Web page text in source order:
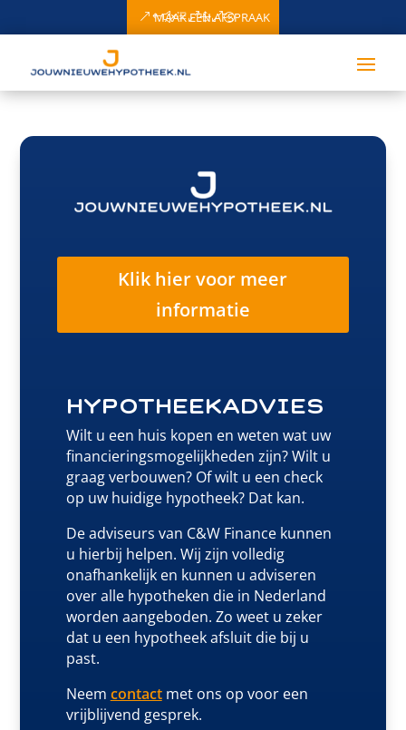
MAAK EEN AFSPRAAK
Klik hier voor meer
informatie
Hypotheekadvies
Wilt u een huis kopen en weten wat uw
financieringsmogelijkheden zijn? Wilt u
graag verbouwen? Of wilt u een check
op uw huidige hypotheek? Dat kan.
De adviseurs van C&W Finance kunnen
u hierbij helpen. Wij zijn volledig
onafhankelijk en kunnen u adviseren
over alle hypotheken die in Nederland
worden aangeboden. Zo weet u zeker
dat u een hypotheek afsluit die bij u
past.
Neem contactmet ons op voor een
vrijblijvend gesprek.